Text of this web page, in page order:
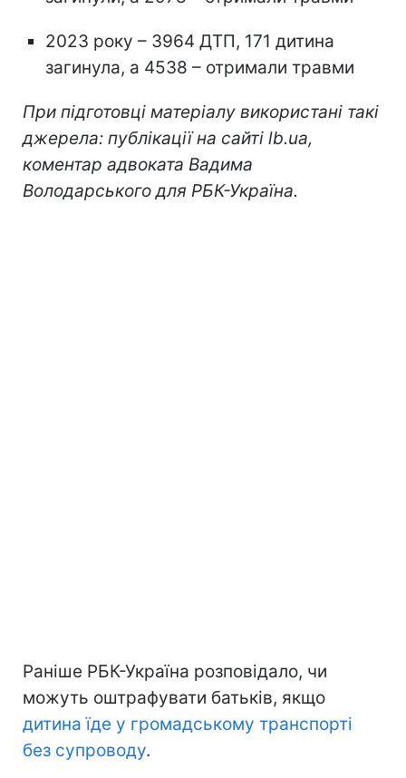
2023 року – 3964 ДТП, 171 дитина
загинула, а 4538 – отримали травми
При підготовці матеріалу використані такі
джерела: публікації на сайті lb.ua,
коментар адвоката Вадима
Володарського для РБК-Україна.
Раніше РБК-Україна розповідало, чи
можуть оштрафувати батьків, якщо
дитина їде у громадському транспорті
без супроводу.